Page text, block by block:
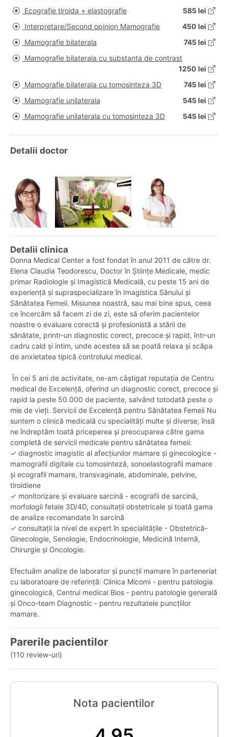
Ecografie tiroida + elastografie
585 lei
Interpretare/Second opinion Mamografie
450 lei
Mamografie bilaterala
745 lei
Mamografie bilaterala cu substanta de contrast
1250 lei
Mamografie bilaterala cu tomosinteza 3D
745 lei
Mamografie unilaterala
545 lei
Mamografie unilaterala cu tomosinteza 3D
545 lei
Detalii doctor
Detalii clinica
Donna Medical Center a fost fondat în anul 2011 de către dr.
Elena Claudia Teodorescu, Doctor în Științe Medicale, medic
primar Radiologie și Imagistică Medicală, cu peste 15 ani de
experiență și supraspecializare în Imagistica Sânului și
Sănătatea Femeii. Misiunea noastră, sau mai bine spus, ceea
ce încercăm să facem zi de zi, este să oferim pacientelor
noastre o evaluare corectă și profesionistă a stării de
sănătate, printr-un diagnostic corect, precoce și rapid, într-un
cadru cald și intim, unde acestea să se poată relaxa și scăpa
de anxietatea tipică controlului medical.
În cei 5 ani de activitate, ne-am câștigat reputația de Centru
medical de Excelență, oferind un diagnostic corect, precoce și
rapid la peste 50.000 de paciente, salvând totodată peste o
mie de vieți. Servicii de Excelență pentru Sănătatea Femeii Nu
suntem o clinică medicală cu specialități multe și diverse, însă
ne îndreptăm toată priceperea și preocuparea către gama
completă de servicii medicale pentru sănătatea femeii:
✓ diagnostic imagistic al afecțiunilor mamare și ginecologice -
mamografii digitale cu tomosinteză, sonoelastografii mamare
și ecografii mamare, transvaginale, abdominale, pelvine,
tiroidiene
✓ monitorizare și evaluare sarcină - ecografii de sarcină,
morfologii fetale 3D/4D, consultații obstetricale și toată gama
de analize recomandate în sarcină
✓ consultații la nivel de expert în specialitățile - Obstetrică-
Ginecologie, Senologie, Endocrinologie, Medicină Internă,
Chirurgie și Oncologie.
Efectuăm analize de laborator și puncții mamare în parteneriat
cu laboratoare de referință: Clinica Micomi - pentru patologia
ginecologică, Centrul medical Bios - pentru patologie generală
și Onco-team Diagnostic - pentru rezultatele puncțiilor
mamare.
Parerile pacientilor
(110 review-uri)
Nota pacientilor